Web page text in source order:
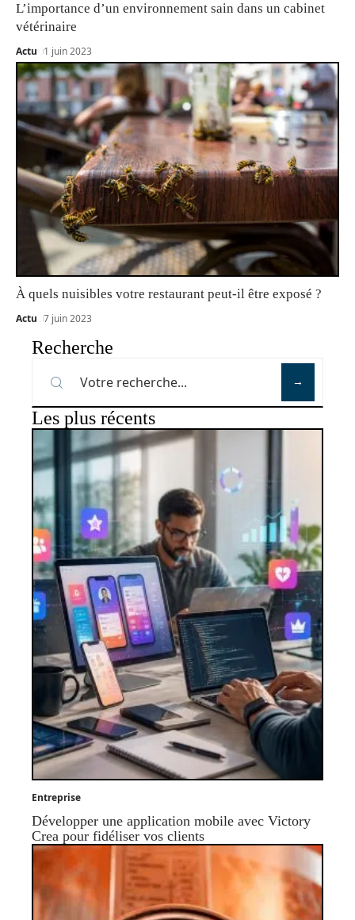
L’importance d’un environnement sain dans un cabinet
vétérinaire
Actu 1 juin 2023
À quels nuisibles votre restaurant peut-il être exposé ?
Actu 7 juin 2023
Recherche
Les plus récents
Entreprise
Développer une application mobile avec Victory
Crea pour fidéliser vos clients